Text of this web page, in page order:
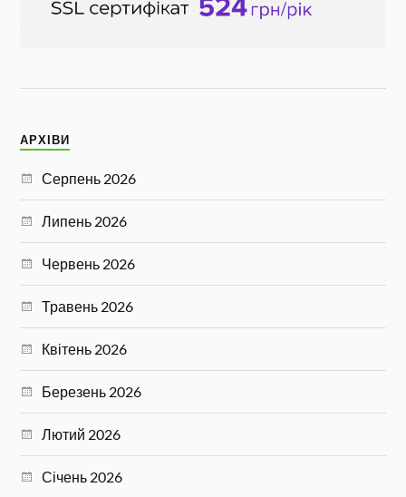
АРХІВИ
Серпень 2026
Липень 2026
Червень 2026
Травень 2026
Квітень 2026
Березень 2026
Лютий 2026
Січень 2026